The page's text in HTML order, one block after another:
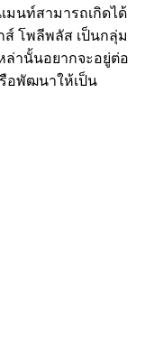
มนท์สามารถเกิดได้
โพลีพลัส เป็นกลุ่ม
ล่านั้นอยากจะอยู่ต่อ
อพัฒนาให้เป็น